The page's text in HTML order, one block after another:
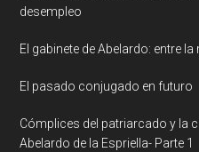
desempleo
El gabinete de Abelardo: entre
El pasado conjugado en futuro
Cómplices del patriarcado y la
Abelardo de la Espriella- Parte 1